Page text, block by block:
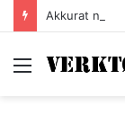
Akkurat nå er
Meny